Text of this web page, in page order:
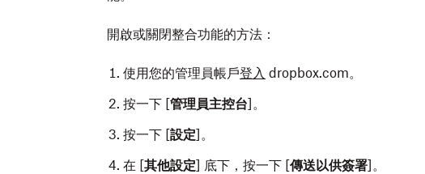
開啟或關閉整合功能的方法：
使用您的管理員帳戶登入 dropbox.com。
按一下 [管理員主控台]。
按一下 [設定]。
在 [其他設定] 底下，按一下 [傳送以供簽署]。